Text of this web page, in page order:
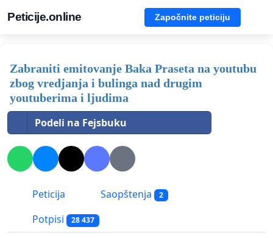
Peticije.online Započnite peticiju
Zabraniti emitovanje Baka Praseta na youtubu
zbog vredjanja i bulinga nad drugim
youtuberima i ljudima
Podeli na Fejsbuku
Peticija Saopštenja 2
Potpisi 28 437